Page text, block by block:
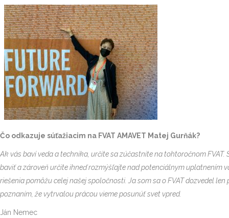
Čo odkazuje súťažiacim na FVAT AMAVET Matej Gurňák?
Ak vás baví veda a technika, určite sa zúčastnite na tohtoročnom
baviť a zároveň určite ihneď rozmýšľajte nad potenciálnym uplatnením
riešenia pomôžu celej našej spoločnosti. Ja som sa o FVAT dozvedel
poznaním, že vytrvalou prácou vieme posunúť svet vpred.
Ján Nemec